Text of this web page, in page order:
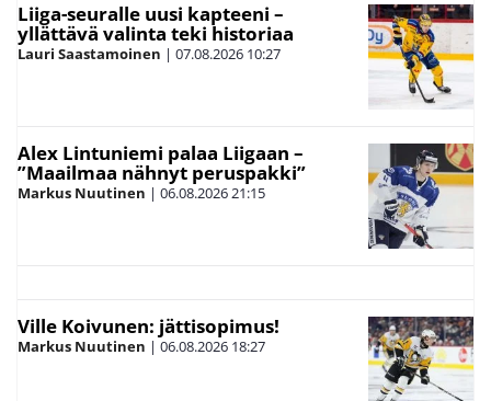
Liiga-seuralle uusi kapteeni –
yllättävä valinta teki historiaa
Lauri Saastamoinen | 07.08.2026 10:27
Alex Lintuniemi palaa Liigaan –
”Maailmaa nähnyt peruspakki”
Markus Nuutinen | 06.08.202621:15
Ville Koivunen: jättisopimus!
Markus Nuutinen | 06.08.2026 18:27